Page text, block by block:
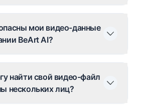
мои видео-данные
BeArt AI?
найти свой видео-файл
нескольких лиц?